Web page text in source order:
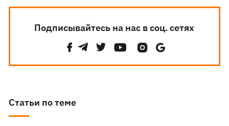
Подписывайтесь на нас в соц. сетях
Статьи по теме